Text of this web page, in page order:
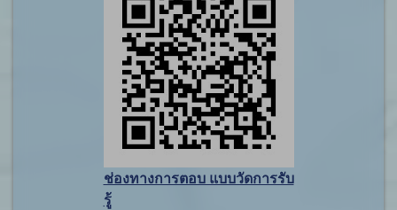
ช่องทางการตอบ แบบวัดการรับ
รู้